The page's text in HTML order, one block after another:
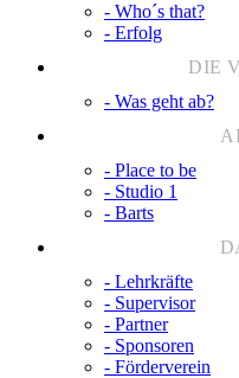
- Who´s that?
- Erfolg
- Was geht ab?
- Place to be
- Studio 1
- Barts
- Lehrkräfte
- Supervisor
- Partner
- Sponsoren
- Förderverein